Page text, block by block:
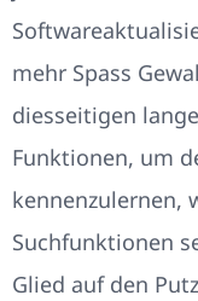
mehr Spass
diesseitigen
Funktionen, um
kennenzulernen,
Suchfunktionen
Glied auf den